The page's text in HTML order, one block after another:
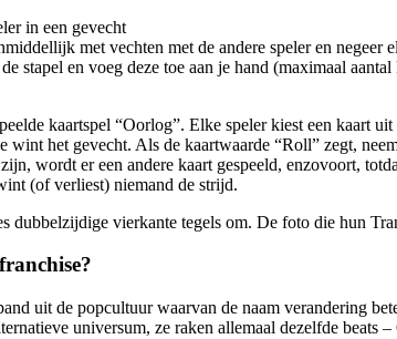
in een gevecht
met vechten met de andere speler en negeer
stapel en voeg deze toe aan je hand (maximaal
kaartspel “Oorlog”. Elke speler kiest een kaart
het gevecht. Als de kaartwaarde “Roll” zegt,
wordt er een andere kaart gespeeld, enzovoort,
(of verliest) niemand de strijd.
dubbelzijdige vierkante tegels om. De foto die hun
uit de popcultuur waarvan de naam verandering
universum, ze raken allemaal dezelfde beats